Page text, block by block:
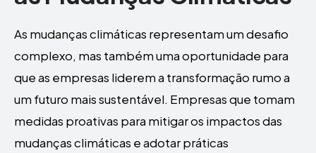
As mudanças climáticas representam um desafio
complexo, mas também uma oportunidade para
que as empresas liderem a transformação rumo a
um futuro mais sustentável. Empresas que tomam
medidas proativas para mitigar os impactos das
mudanças climáticas e adotar práticas